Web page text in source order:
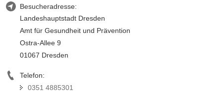
Besucheradresse:
Landeshauptstadt Dresden
Amt für Gesundheit und Prävention
Ostra-Allee 9
01067 Dresden
Telefon:
0351 4885301